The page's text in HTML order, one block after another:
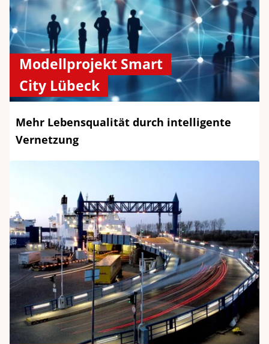
Modellprojekt Smart
City Lübeck
Mehr Lebensqualität durch intelligente
Vernetzung